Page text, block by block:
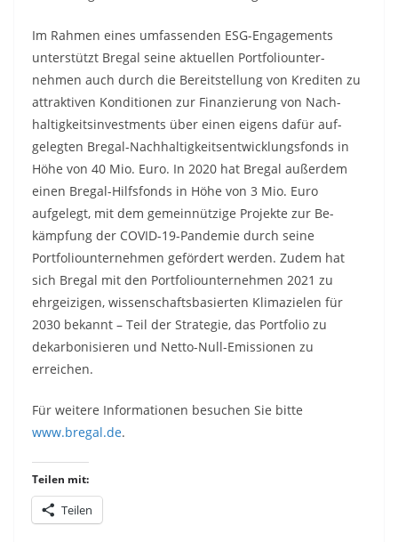
Im Rahmen eines umfassenden ESG-Engagements
unterstützt Bregal seine aktuellen Portfolio­unter­
nehmen auch durch die Bereit­stellung von Krediten zu
attrak­tiven Konditionen zur Finanzierung von Nach­
haltig­keits­investments über einen eigens dafür auf­
gelegten Bregal-Nachhaltigkeits­entwicklungs­fonds in
Höhe von 40 Mio. Euro. In 2020 hat Bregal außerdem
einen Bregal-Hilfs­fonds in Höhe von 3 Mio. Euro
aufgelegt, mit dem gemein­nützige Projekte zur Be­
kämpfung der COVID-19-Pandemie durch seine
Portfoliounternehmen gefördert werden. Zudem hat
sich Bregal mit den Portfolio­unternehmen 2021 zu
ehrgeizigen, wissenschaftsbasierten Klimazielen für
2030 bekannt – Teil der Strategie, das Portfolio zu
dekarbonisieren und Netto-Null-Emissionen zu
erreichen.
Für weitere Informationen besuchen Sie bitte
www.bregal.de.
Teilen mit:
Teilen